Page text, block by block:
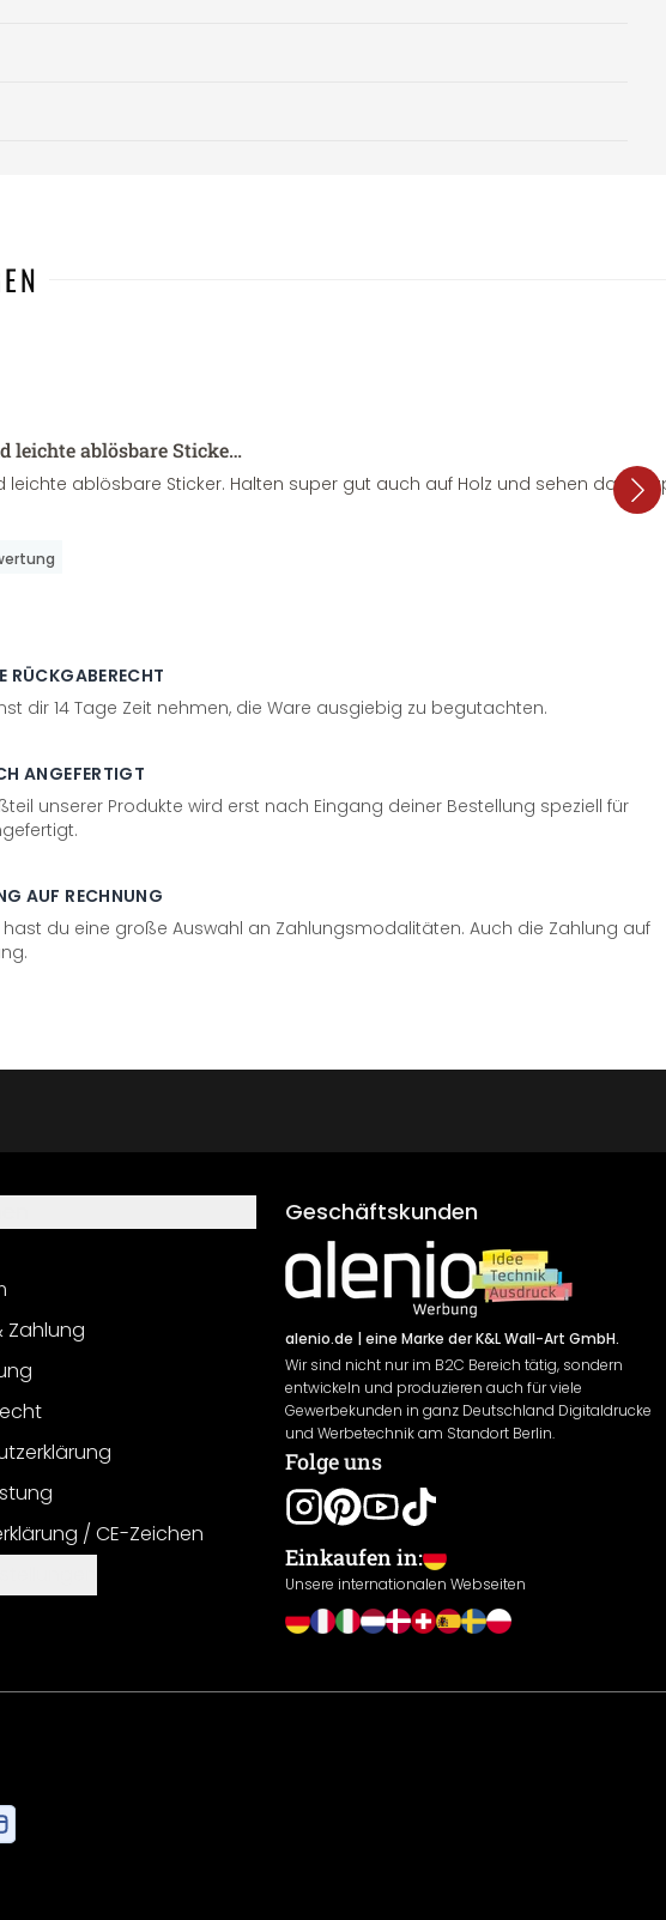
leichte ablösbare Sticke…
leichte ablösbare Sticker. Halten super gut auch auf Holz und sehen dazu
RÜCKGABERECHT
dir 14 Tage Zeit nehmen, die Ware ausgiebig zu begutachten.
ANGEFERTIGT
unserer Produkte wird erst nach Eingang deiner Bestellung speziell für
AUF RECHNUNG
hast du eine große Auswahl an Zahlungsmodalitäten. Auch die Zahlung auf
Zahlung
/ CE-Zeichen
Geschäftskunden
alenio.de | eine Marke der K&L Wall-Art GmbH.
Wir sind nicht nur im B2C Bereich tätig, sondern
entwickeln und produzieren auch für viele
Gewerbekunden in ganz Deutschland Digitaldrucke
und Werbetechnik am Standort Berlin.
Folge uns
Einkaufen in:
Unsere internationalen Webseiten